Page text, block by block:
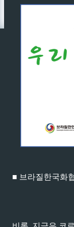
■ 브라질한국화